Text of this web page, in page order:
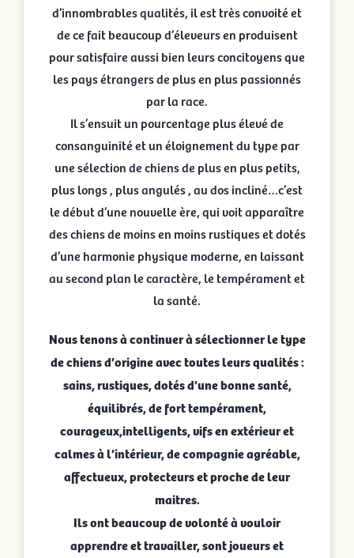
d’innombrables qualités, il est très convoité et
de ce fait beaucoup d’éleveurs en produisent
pour satisfaire aussi bien leurs concitoyens que
les pays étrangers de plus en plus passionnés
par la race.
Il s’ensuit un pourcentage plus élevé de
consanguinité et un éloignement du type par
une sélection de chiens de plus en plus petits,
plus longs , plus angulés , au dos incliné…c’est
le début d’une nouvelle ère, qui voit apparaître
des chiens de moins en moins rustiques et dotés
d’une harmonie physique moderne, en laissant
au second plan le caractère, le tempérament et
la santé.
Nous tenons à continuer à sélectionner le type
de chiens d’origine avec toutes leurs qualités :
sains, rustiques, dotés d’une bonne santé,
équilibrés, de fort tempérament,
courageux,intelligents, vifs en extérieur et
calmes à l’intérieur, de compagnie agréable,
affectueux, protecteurs et proche de leur
maitres.
Ils ont beaucoup de volonté à vouloir
apprendre et travailler, sont joueurs et